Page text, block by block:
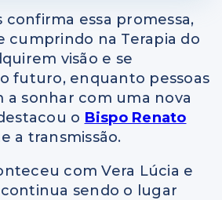
confirma essa promessa,
cumprindo na Terapia do
visão e se
futuro, enquanto pessoas
a sonhar com uma nova
o Bispo Renato
a transmissão.
com Vera Lúcia e
sendo o lugar